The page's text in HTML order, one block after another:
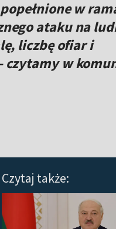
w
ataku na
liczbę ofiar i
czytamy w
Czytaj także: